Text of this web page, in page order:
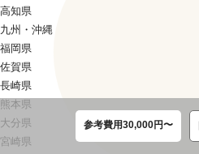
参考費用30,000円〜
高知県
九州・沖縄
福岡県
佐賀県
長崎県
熊本県
大分県
宮崎県